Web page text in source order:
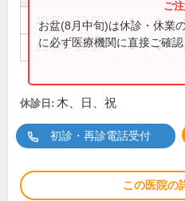
10:00～13:00 ● ●
15:00～19:00 ● ●
お盆(8月中旬)は休診・休業
に必ず医療機関に直接ご確認
休診日: 木、日、祝
初診・再診電話受付
この医院の